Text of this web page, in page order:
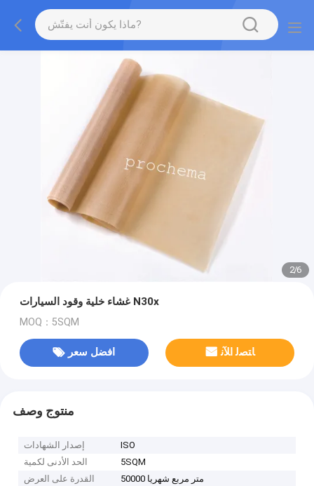
2/6
غشاء خلية وقود السيارات N30x
MOQ：5SQM
افضل سعر ﺎﺘﺼﻟ ﺍﻶﻧ
منتوج وصف
إصدار الشهادات
ISO
الحد الأدنى لكمية
5SQM
القدرة على العرض
50000 متر مربع شهريا